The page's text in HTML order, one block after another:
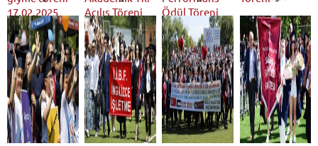
17.02.2025
Açılış Töreni
Ödül Töreni